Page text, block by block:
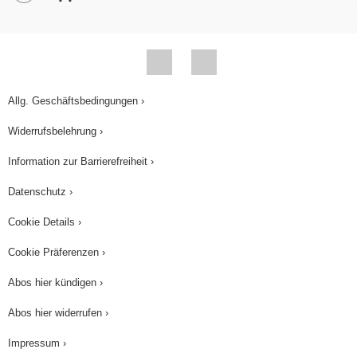
berechnen anschließend den gesuchten Wert.
Bei fünf Personen in der Tippgemeinschaft, wäre
ein Gewinn von achtzehntausend Euro pro Kopf
macht den Meister! Ein Tourist tauscht für seinen
Urlaub Euro in Dollar um. Für einhundertfünfzig
Euro erhält er einhundertachtzig Dollar. Wie viele
Handelt es sich um eine proportionale oder um
eine antiproportionale Zuordnung? Je mehr Euro
ausgezahlt. Eindeutig proportional! Der Rest ist
schnell berechnet, nachdem wir die gegebenen
Allg. Geschäftsbedingungen ›
Widerrufsbelehrung ›
Information zur Barrierefreiheit ›
Datenschutz ›
Cookie Details ›
Cookie Präferenzen ›
Abos hier kündigen ›
Abos hier widerrufen ›
Impressum ›